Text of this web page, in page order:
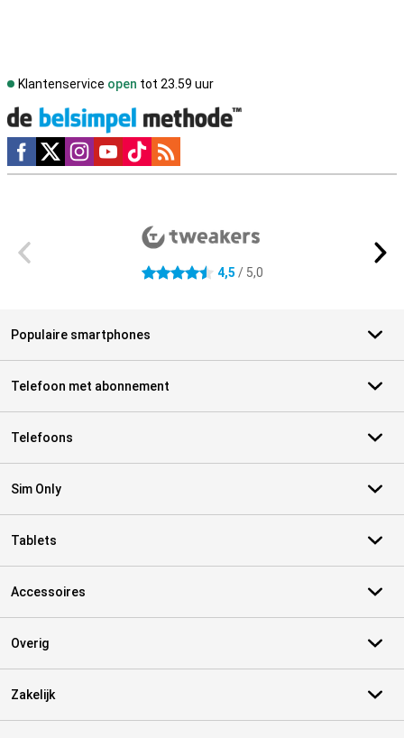
Klantenservice open tot 23.59 uur
Social media
4.5 sterren 4,5 / 5,0
Populaire smartphones
Telefoon met abonnement
Telefoons
Sim Only
Tablets
Accessoires
Overig
Zakelijk